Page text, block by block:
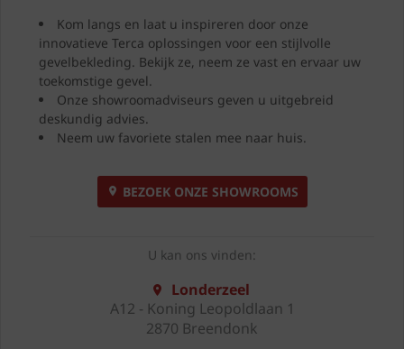
Kom langs en laat u inspireren door onze
innovatieve Terca oplossingen voor een stijlvolle
gevelbekleding. Bekijk ze, neem ze vast en ervaar uw
toekomstige gevel.
Onze showroomadviseurs geven u uitgebreid
deskundig advies.
Neem uw favoriete stalen mee naar huis.
BEZOEK ONZE SHOWROOMS
U kan ons vinden:
Londerzeel
A12 - Koning Leopoldlaan 1
2870 Breendonk